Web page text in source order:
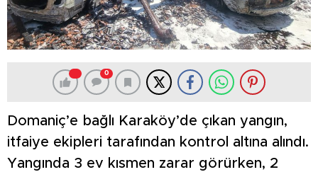
0
Domaniç’e bağlı Karaköy’de çıkan yangın,
itfaiye ekipleri tarafından kontrol altına alındı.
Yangında 3 ev kısmen zarar görürken, 2